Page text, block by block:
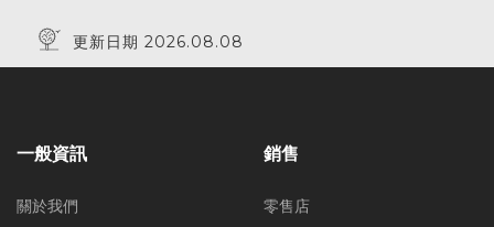
更新日期 2026.08.08
一般資訊
關於我們
銷售
零售店